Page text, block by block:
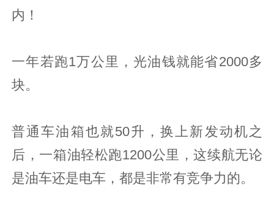
内！
一年若跑1万公里，光油钱就能省2000多
块。
普通车油箱也就50升，换上新发动机之
后，一箱油轻松跑1200公里，这续航无论
是油车还是电车，都是非常有竞争力的。